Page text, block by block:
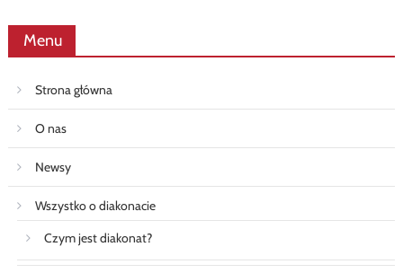
Menu
Strona główna
O nas
Newsy
Wszystko o diakonacie
Czym jest diakonat?